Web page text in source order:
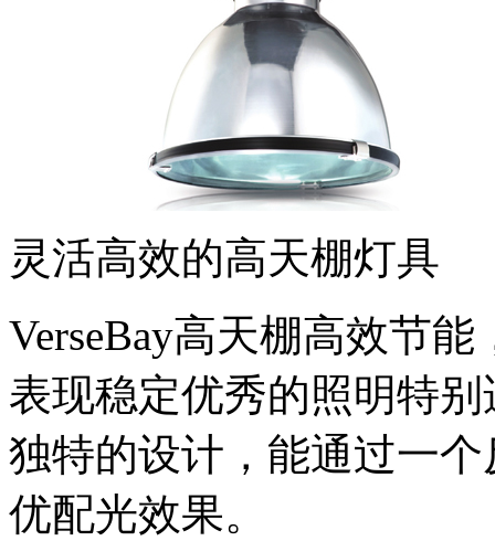
灵活高效的高天棚灯具
VerseBay高天棚高效节
表现稳定优秀的照明特
独特的设计，能通过一
优配光效果。